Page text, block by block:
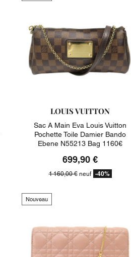
LOUIS VUITTON
Sac A Main Eva Louis Vuitton
Pochette Toile Damier Bando
Ebene N55213 Bag 1160€
699,90 €
1 160,00 €neuf -40%
Nouveau